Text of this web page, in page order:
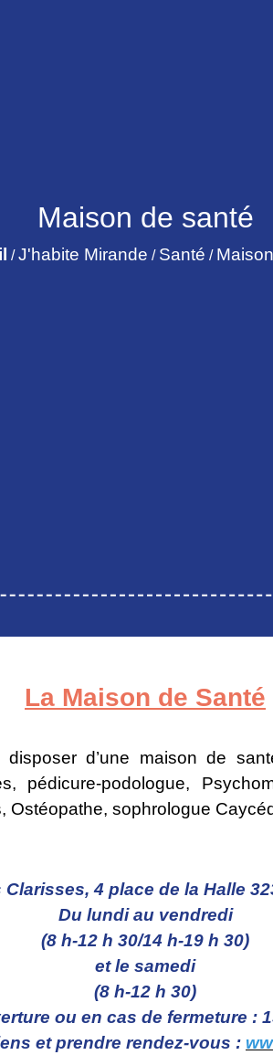
Maison de santé
/J'habite Mirande / Santé /
La Maison de Santé
d’une maison de
pédicure-podologue,
sophrologue
4 place de la Halle
Du lundi au vendredi
(8 h-12 h 30/14 h-19 h 30)
et le samedi
(8 h-12 h 30)
ou en cas de fermeture :
et prendre rendez-vous :